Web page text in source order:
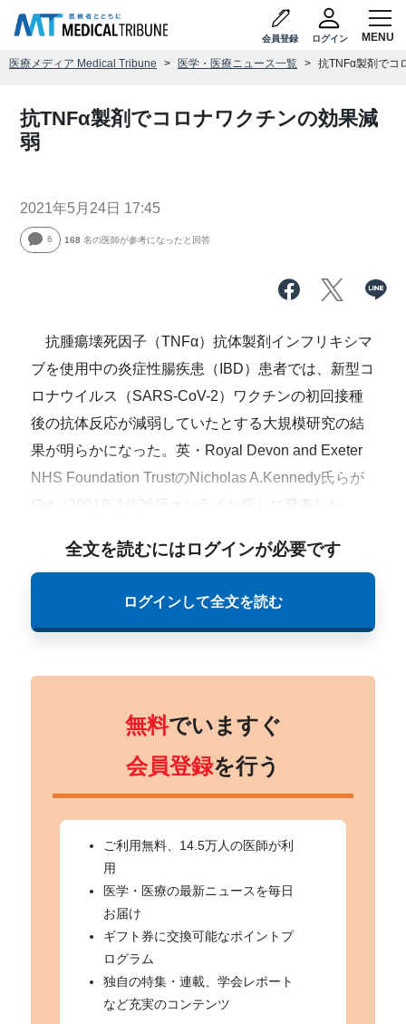
会員登録 ログイン
医療メディア Medical Tribune 医学・医療ニュース一覧 抗TNFα製剤でコ
抗TNFα製剤でコロナワクチンの効果減
弱
2021年5月24日 17:45
6 168 名の医師が参考になったと回答
抗腫瘍壊死因子（TNFα）抗体製剤インフリキシマ
ブを使用中の炎症性腸疾患（IBD）患者では、新型コ
ロナウイルス（SARS-CoV-2）ワクチンの初回接種
後の抗体反応が減弱していたとする大規模研究の結
果が明らかになった。英・Royal Devon and Exeter
NHS Foundation TrustのNicholas A.Kennedy氏らが
Gut
2021年4月26日オンライン版 ）に発表した。
全文を読むにはログインが必要です
ログインして全文を読む
無料でいますぐ
会員登録を行う
ご利用無料、14.5万人の医師が利
用
医学・医療の最新ニュースを毎日
お届け
ギフト券に交換可能なポイントプ
ログラム
独自の特集・連載、学会レポート
など充実のコンテンツ